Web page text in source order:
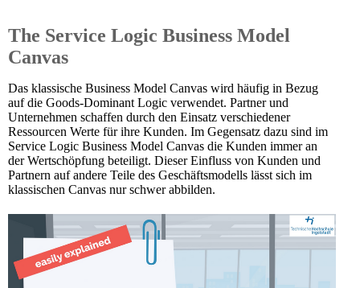
The Service Logic Business Model
Canvas
Das klassische Business Model Canvas wird häufig in Bezug
auf die Goods-Dominant Logic verwendet. Partner und
Unternehmen schaffen durch den Einsatz verschiedener
Ressourcen Werte für ihre Kunden. Im Gegensatz dazu sind im
Service Logic Business Model Canvas die Kunden immer an
der Wertschöpfung beteiligt. Dieser Einfluss von Kunden und
Partnern auf andere Teile des Geschäftsmodells lässt sich im
klassischen Canvas nur schwer abbilden.